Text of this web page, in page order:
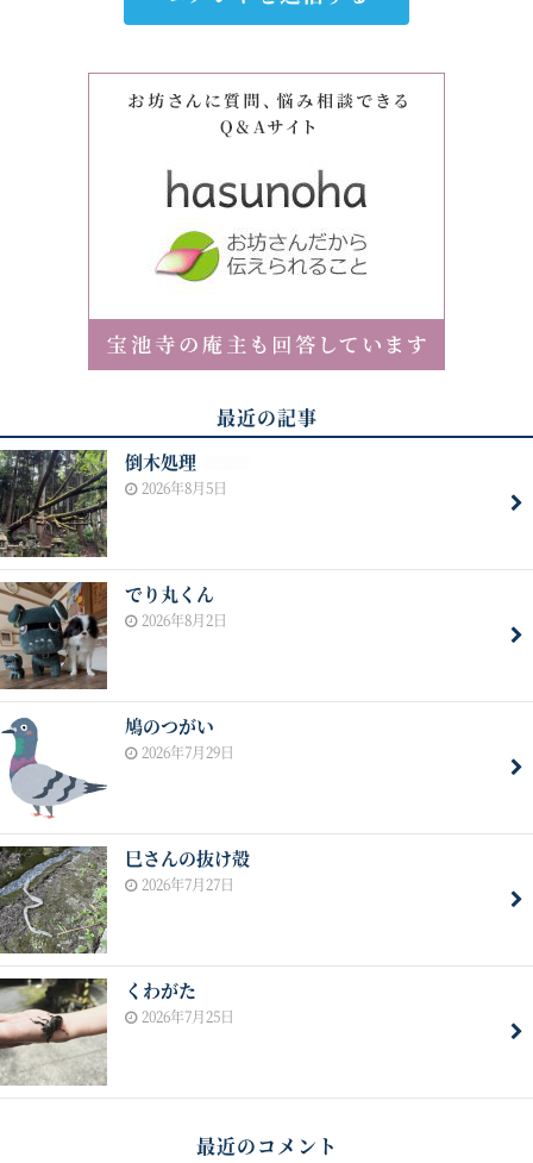
最近の記事
倒木処理
2026年8月5日
でり丸くん
2026年8月2日
鳩のつがい
2026年7月29日
巳さんの抜け殻
2026年7月27日
くわがた
2026年7月25日
最近のコメント